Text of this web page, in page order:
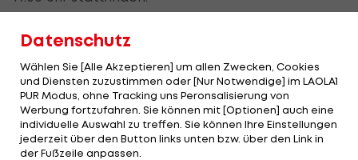
Das erste Gruppenspiel hatte die ÖFB-Auswahl
ÖFB-Frauen peilen
achten Sieg gegen
Slowenien an
Datenschutz
Wählen Sie [Alle Akzeptieren] um allen Zwecken, Cookies
und Diensten zuzustimmen oder [Nur Notwendige] im LAOLA1
PUR Modus, ohne Tracking uns Peronsalisierung von
Werbung fortzufahren. Sie können mit [Optionen] auch eine
individuelle Auswahl zu treffen. Sie können Ihre Einstellungen
jederzeit über den Button links unten bzw. über den Link in
der Fußzeile anpassen.